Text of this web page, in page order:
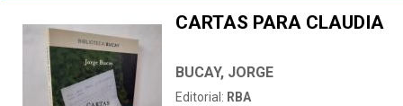
CARTAS PARA CLAUDIA
BUCAY, JORGE
Editorial: RBA